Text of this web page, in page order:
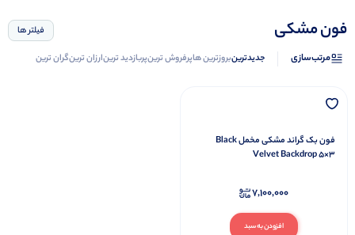
فون مشکی فیلتر ها
مرتب‌سازی جدیدترینبروزترین هاپرفروش ترینپربازدید ترینارزان ترینگران ترین
فون بک گراند مشکی مخمل Black
Velvet Backdrop 5×3
افزودن به سبد
7,100,000